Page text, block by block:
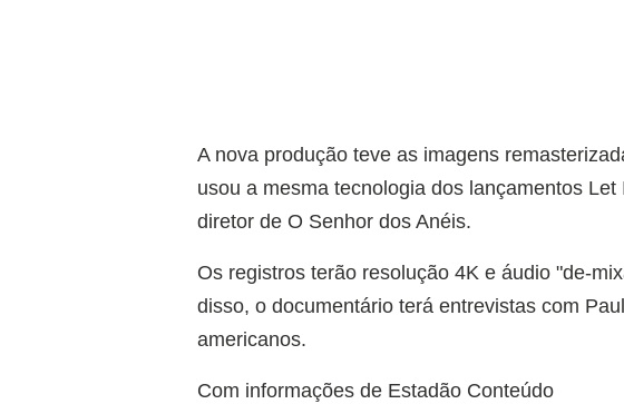
A nova produção teve as imagens
usou a mesma tecnologia dos lançamentos
diretor de O Senhor dos Anéis.
Os registros terão resolução 4K e áudio "de-
disso, o documentário terá entrevistas com
americanos.
Com informações de Estadão Conteúdo